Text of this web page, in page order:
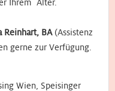
Ihrem Alter.
Reinhart, BA(Assistenz
gerne zur Verfügung.
Wien, Speisinger